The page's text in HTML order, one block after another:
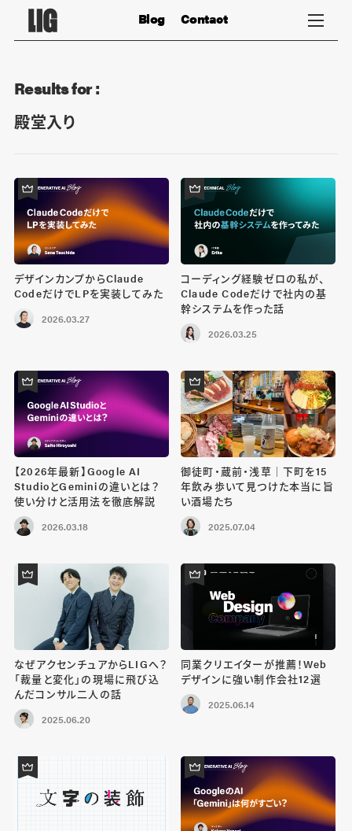
Contact
Blog
Results for :
殿堂入り
デザインカンプからClaude
CodeだけでLPを実装してみた
2026.03.27
コーディング経験ゼロの私が、
Claude Codeだけで社内の基
幹システムを作った話
2026.03.25
【2026年最新】Google AI
StudioとGeminiの違いとは？
使い分けと活用法を徹底解説
2026.03.18
御徒町・蔵前・浅草｜下町を15
年飲み歩いて見つけた本当に旨
い酒場たち
2025.07.04
なぜアクセンチュアからLIGへ？
「裁量と変化」の現場に飛び込
んだコンサル二人の話
2025.06.20
同業クリエイターが推薦！Web
デザインに強い制作会社12選
2025.06.14